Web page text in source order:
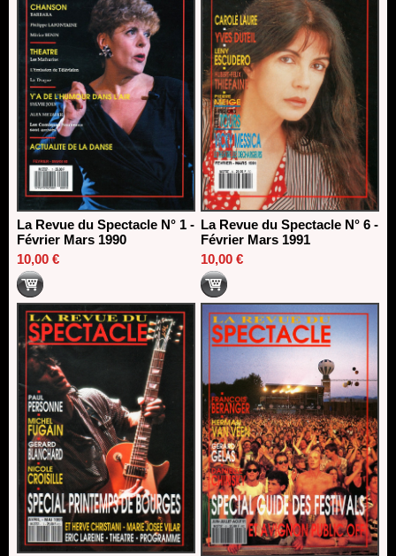
La Revue du Spectacle N° 1 -
Février Mars 1990
10,00 €
La Revue du Spectacle N° 6 -
Février Mars 1991
10,00 €